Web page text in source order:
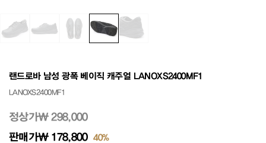
랜드로바 남성 광폭 베이직 캐주얼 LANOXS2400MF1
LANOXS2400MF1
정상가₩ 298,000
판매가₩ 178,800 40%